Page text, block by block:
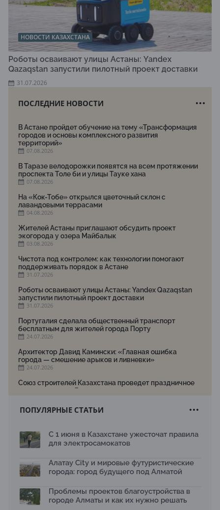
НОВОСТИ КАЗАХСТАНА
Роботы осваивают улицы Астаны: Yandex
Qazaqstan запустили пилотный проект доставки
31.07.2026
ПОСЛЕДНИЕ НОВОСТИ
В Астане пройдет обучение на тему «Трансформация
городов и основы комплексного развития
территорий»
07.08.2026
В Таразе велодорожки появятся на всем протяжении
проспекта Толе би и улицы Тауке хана
07.08.2026
На «Кок-Тобе» открылся цветочный склон с
лавандовыми террасами
04.08.2026
Жителей Астаны приглашают обсудить проект
экогорода у озера Майбалык
03.08.2026
Чистота под контролем: как технологии помогают
поддерживать порядок в Астане
31.07.2026
Роботы осваивают улицы Астаны: Yandex Qazaqstan
запустили пилотный проект доставки
31.07.2026
Португалия сделала общественный транспорт
бесплатным для жителей города Порту
24.07.2026
Архитектор Давид Камински: «Главная ошибка
города — смешение арыков и ливневки»
24.07.2026
Союз строителей Казахстана проведет праздничное
мероприятие ко Дню строителя
Новый Строительный кодекс: что изменилось для
Бауыржана Байбахтиева
17.07.2026
рободоставки в Астане
15.07.2026
2026 принимает заявки до 31 июля
13.07.2026
ПОПУЛЯРНЫЕ СТАТЬИ
С 1 июня в Казахстане ужесточат правила
для электросамокатов
Алатау City и мировые футуристические
города: город будущего под Алматой
Проблемы проектов благоустройства в
городе Алматы и как их нужно решать